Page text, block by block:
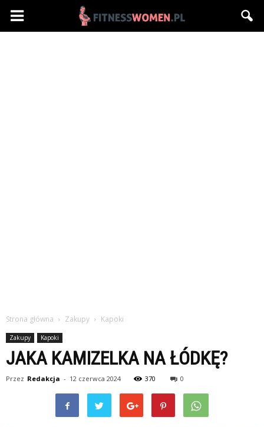
Fitnesswomen.pl
Strona główna Zakupy Kapoki
Zakupy Kapoki
JAKA KAMIZELKA NA ŁÓDKĘ?
Przez Redakcja - 12 czerwca 2024 370 0